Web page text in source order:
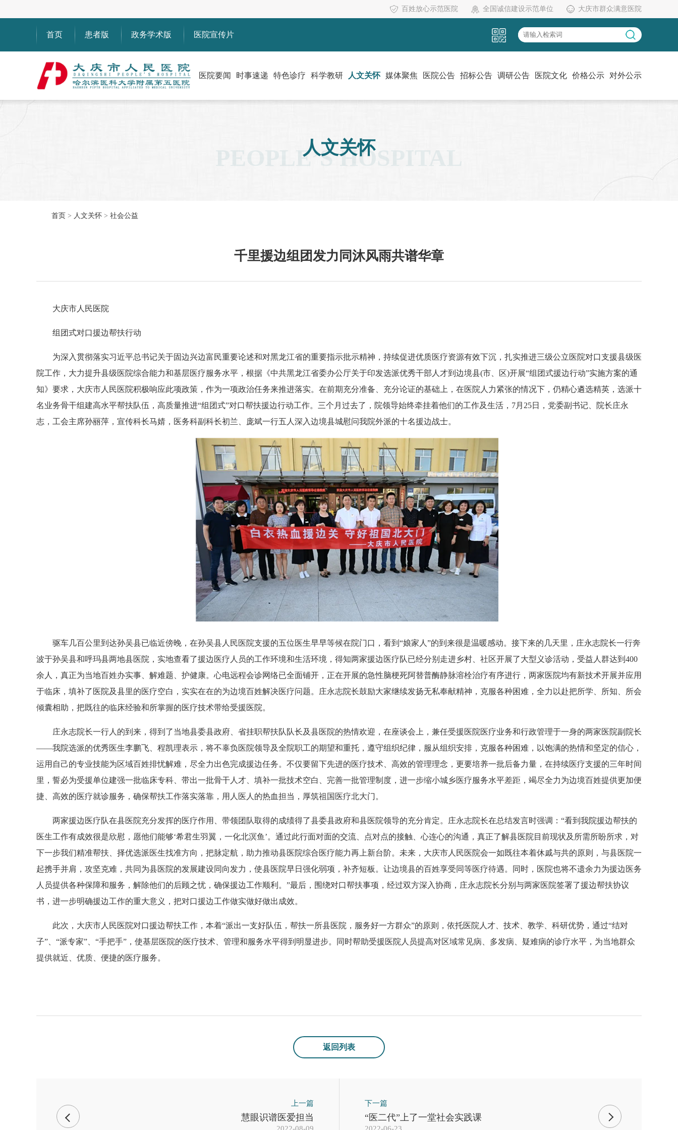
百姓放心示范医院 全国诚信建设示范单位 大庆市群众满意医院
首页 患者版 政务学术版 医院宣传片
医院要闻 时事速递 特色诊疗 科学教研 人文关怀 媒体聚焦 医院公告 招标公告 调研公告 医院文化 价格公示 对外公示
人文关怀
PEOPLE’S HOSPITAL
首页 > 人文关怀 > 社会公益
千里援边组团发力同沐风雨共谱华章
大庆市人民医院
组团式对口援边帮扶行动
为深入贯彻落实习近平总书记关于固边兴边富民重要论述和对黑龙江省的重要指示批示精神，持续促进优质医疗资源有效下沉，扎实推进三级公立医院对口支援县级医
院工作，大力提升县级医院综合能力和基层医疗服务水平，根据《中共黑龙江省委办公厅关于印发选派优秀干部人才到边境县(市、区)开展“组团式援边行动”实施方案的通
知》要求，大庆市人民医院积极响应此项政策，作为一项政治任务来推进落实。在前期充分准备、充分论证的基础上，在医院人力紧张的情况下，仍精心遴选精英，选派十
名业务骨干组建高水平帮扶队伍，高质量推进“组团式”对口帮扶援边行动工作。三个月过去了，院领导始终牵挂着他们的工作及生活，7月25日，党委副书记、院长庄永
志，工会主席孙丽萍，宣传科长马婧，医务科副科长初兰、庞斌一行五人深入边境县城慰问我院外派的十名援边战士。
驱车几百公里到达孙吴县已临近傍晚，在孙吴县人民医院支援的五位医生早早等候在院门口，看到“娘家人”的到来很是温暖感动。接下来的几天里，庄永志院长一行奔
波于孙吴县和呼玛县两地县医院，实地查看了援边医疗人员的工作环境和生活环境，得知两家援边医疗队已经分别走进乡村、社区开展了大型义诊活动，受益人群达到400
余人，真正为当地百姓办实事、解难题、护健康。心电远程会诊网络已全面铺开，正在开展的急性脑梗死阿替普酶静脉溶栓治疗有序进行，两家医院均有新技术开展并应用
于临床，填补了医院及县里的医疗空白，实实在在的为边境百姓解决医疗问题。庄永志院长鼓励大家继续发扬无私奉献精神，克服各种困难，全力以赴把所学、所知、所会
倾囊相助，把既往的临床经验和所掌握的医疗技术带给受援医院。
庄永志院长一行人的到来，得到了当地县委县政府、省挂职帮扶队队长及县医院的热情欢迎，在座谈会上，兼任受援医院医疗业务和行政管理于一身的两家医院副院长
——我院选派的优秀医生李鹏飞、程凯理表示，将不辜负医院领导及全院职工的期望和重托，遵守组织纪律，服从组织安排，克服各种困难，以饱满的热情和坚定的信心，
运用自己的专业技能为区域百姓排忧解难，尽全力出色完成援边任务。不仅要留下先进的医疗技术、高效的管理理念，更要培养一批后备力量，在持续医疗支援的三年时间
里，誓必为受援单位建强一批临床专科、带出一批骨干人才、填补一批技术空白、完善一批管理制度，进一步缩小城乡医疗服务水平差距，竭尽全力为边境百姓提供更加便
捷、高效的医疗就诊服务，确保帮扶工作落实落靠，用人医人的热血担当，厚筑祖国医疗北大门。
两家援边医疗队在县医院充分发挥的医疗作用、带领团队取得的成绩得了县委县政府和县医院领导的充分肯定。庄永志院长在总结发言时强调：“看到我院援边帮扶的
医生工作有成效很是欣慰，愿他们能够‘希君生羽翼，一化北溟鱼’。通过此行面对面的交流、点对点的接触、心连心的沟通，真正了解县医院目前现状及所需所盼所求，对
下一步我们精准帮扶、择优选派医生找准方向，把脉定航，助力推动县医院综合医疗能力再上新台阶。未来，大庆市人民医院会一如既往本着休戚与共的原则，与县医院一
起携手并肩，攻坚克难，共同为县医院的发展建设同向发力，使县医院早日强化弱项，补齐短板。让边境县的百姓享受同等医疗待遇。同时，医院也将不遗余力为援边医务
人员提供各种保障和服务，解除他们的后顾之忧，确保援边工作顺利。”最后，围绕对口帮扶事项，经过双方深入协商，庄永志院长分别与两家医院签署了援边帮扶协议
书，进一步明确援边工作的重大意义，把对口援边工作做实做好做出成效。
此次，大庆市人民医院对口援边帮扶工作，本着“派出一支好队伍，帮扶一所县医院，服务好一方群众”的原则，依托医院人才、技术、教学、科研优势，通过“结对
子”、“派专家”、“手把手”，使基层医院的医疗技术、管理和服务水平得到明显进步。同时帮助受援医院人员提高对区域常见病、多发病、疑难病的诊疗水平，为当地群众
提供就近、优质、便捷的医疗服务。
返回列表
上一篇
慧眼识谱医爱担当
下一篇
“医二代”上了一堂社会实践课